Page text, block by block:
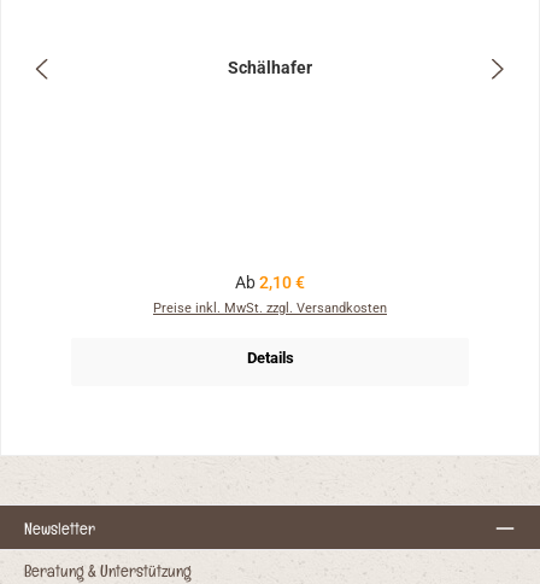
Schälhafer
Regulärer Preis:
Ab2,10 €
Preise inkl. MwSt. zzgl. Versandkosten
Details
Newsletter
Beratung & Unterstützung